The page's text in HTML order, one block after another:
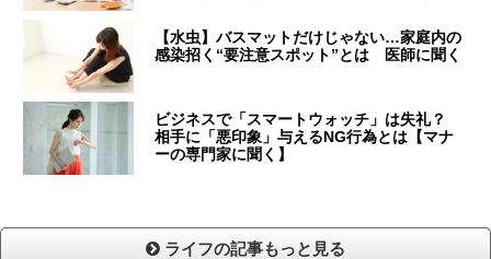
【水虫】バスマットだけじゃない…家庭内の
感染招く“要注意スポット”とは 医師に聞く
ビジネスで「スマートウォッチ」は失礼？
相手に「悪印象」与えるNG行為とは【マナ
ーの専門家に聞く】
ライフの記事もっと見る